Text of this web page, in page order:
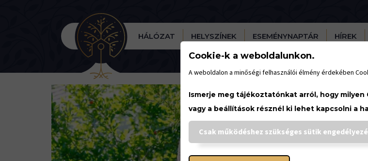
HÁLÓZAT HELYSZÍNEK ESEMÉNYNAPTÁR HÍREK
Cookie-k a weboldalunkon.
A weboldalon a minőségi felhasználói élmény érdekében
Ismerje meg tájékoztatónkat arról, hogy milyen
vagy a beállítások résznél ki lehet kapcsolni a
Csak működéshez szükséges sütik